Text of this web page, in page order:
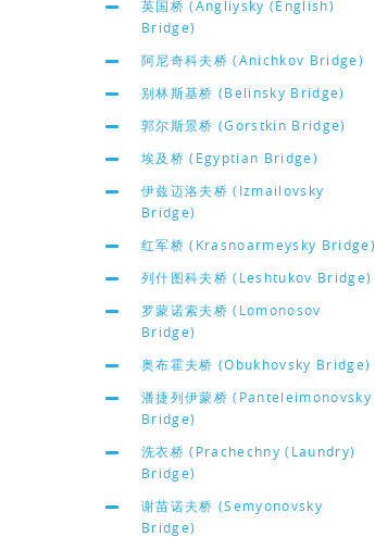
英国桥 (Angliysky (English)
Bridge)
阿尼奇科夫桥 (Anichkov Bridge)
别林斯基桥 (Belinsky Bridge)
郭尔斯景桥 (Gorstkin Bridge)
埃及桥 (Egyptian Bridge)
伊兹迈洛夫桥 (Izmailovsky
Bridge)
红军桥 (Krasnoarmeysky Bridge)
列什图科夫桥 (Leshtukov Bridge)
罗蒙诺索夫桥 (Lomonosov
Bridge)
奥布霍夫桥 (Obukhovsky Bridge)
潘捷列伊蒙桥 (Panteleimonovsky
Bridge)
洗衣桥 (Prachechny (Laundry)
Bridge)
谢苗诺夫桥 (Semyonovsky
Bridge)